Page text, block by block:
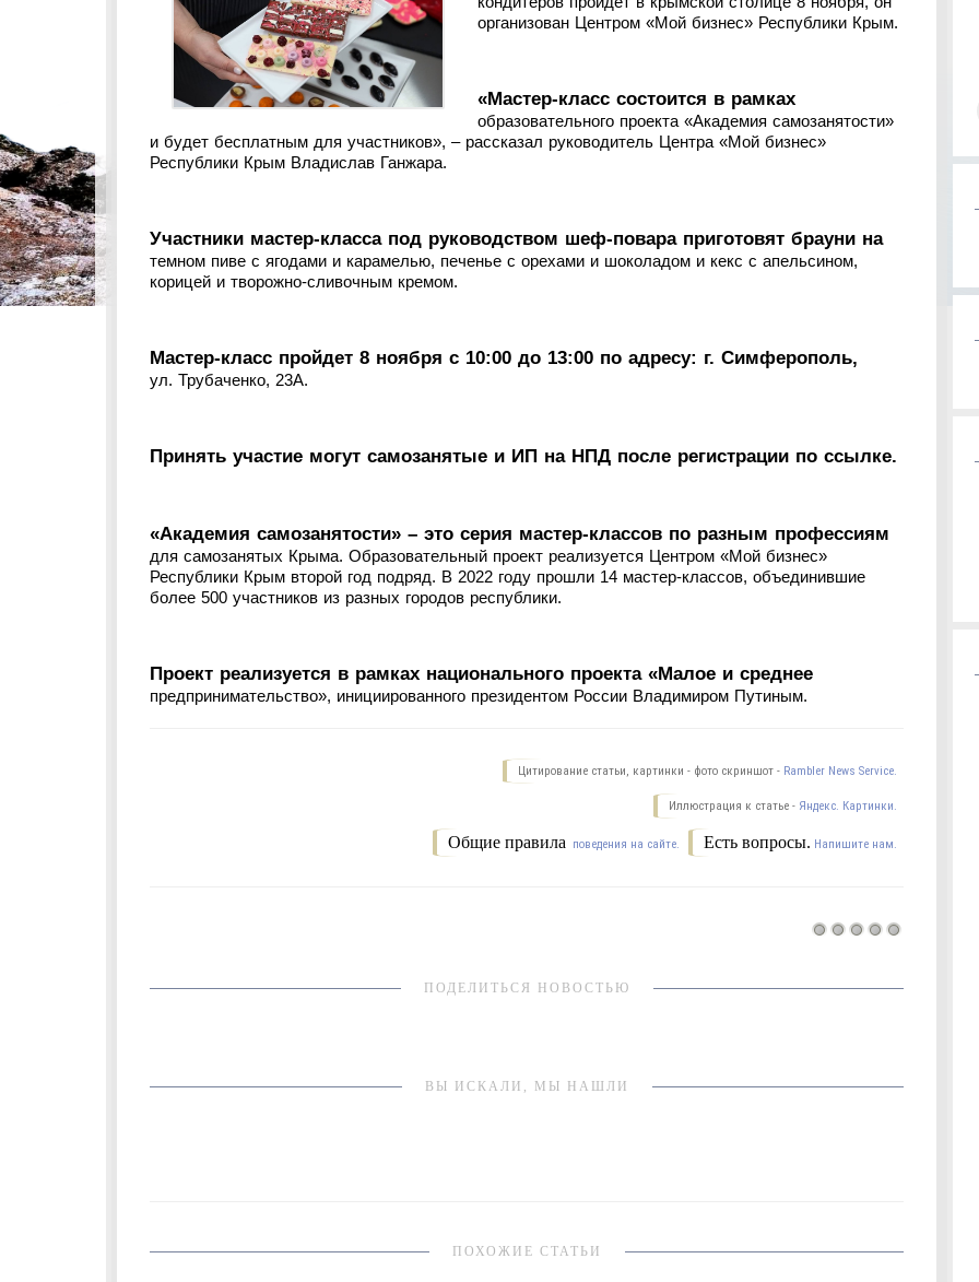
организован Центром «Мой бизнес» Республики Крым.
«Мастер-класс состоится в рамках
образовательного проекта «Академия самозанятости»
и будет бесплатным для участников», – рассказал руководитель Центра «Мой бизнес»
Республики Крым Владислав Ганжара.
Участники мастер-класса под руководством шеф-повара приготовят брауни на
темном пиве с ягодами и карамелью, печенье с орехами и шоколадом и кекс с апельсином,
корицей и творожно-сливочным кремом.
Мастер-класс пройдет 8 ноября с 10:00 до 13:00 по адресу: г. Симферополь,
ул. Трубаченко, 23А.
Принять участие могут самозанятые и ИП на НПД после регистрации по ссылке.
«Академия самозанятости» – это серия мастер-классов по разным профессиям
для самозанятых Крыма. Образовательный проект реализуется Центром «Мой бизнес»
Республики Крым второй год подряд. В 2022 году прошли 14 мастер-классов, объединившие
более 500 участников из разных городов республики.
Проект реализуется в рамках национального проекта «Малое и среднее
предпринимательство», инициированного президентом России Владимиром Путиным.
Цитирование статьи, картинки - фото скриншот - Rambler News Service.
Иллюстрация к статье - Яндекс. Картинки.
Есть вопросы. Напишите нам.
Общие правила поведения на сайте.
ПОДЕЛИТЬСЯ НОВОСТЬЮ
ВЫ ИСКАЛИ, МЫ НАШЛИ
ПОХОЖИЕ СТАТЬИ